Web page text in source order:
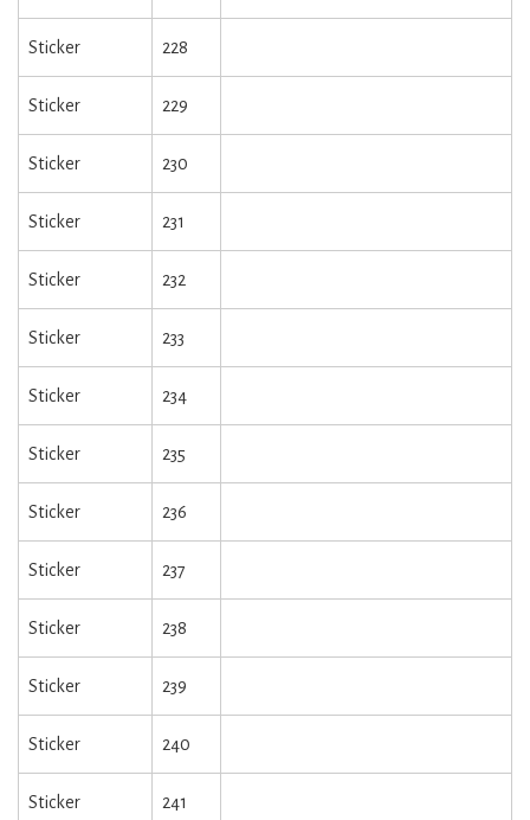
Sticker 228
Sticker 229
Sticker 230
Sticker 231
Sticker 232
Sticker 233
Sticker 234
Sticker 235
Sticker 236
Sticker 237
Sticker 238
Sticker 239
Sticker 240
Sticker 241